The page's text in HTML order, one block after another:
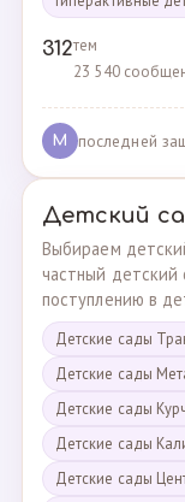
312тем
23 540
M последней
Детский
Выбираем
частный детский
поступлению в
Детские сады
Детские сады
Детские сады
Детские сады
Детские сады